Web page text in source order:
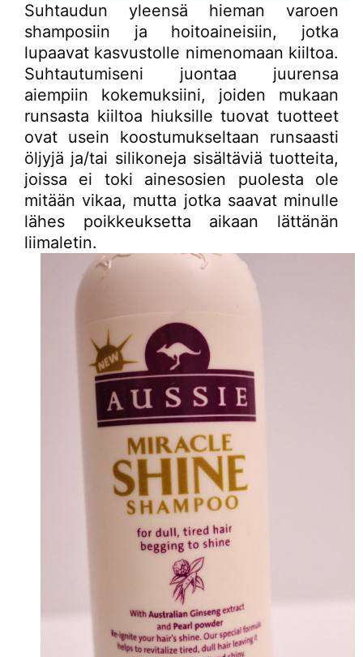
Suhtaudun yleensä hieman varoen
shamposiin ja hoitoaineisiin, jotka
lupaavat kasvustolle nimenomaan kiiltoa.
Suhtautumiseni juontaa juurensa
aiempiin kokemuksiini, joiden mukaan
runsasta kiiltoa hiuksille tuovat tuotteet
ovat usein koostumukseltaan runsaasti
öljyjä ja/tai silikoneja sisältäviä tuotteita,
joissa ei toki ainesosien puolesta ole
mitään vikaa, mutta jotka saavat minulle
lähes poikkeuksetta aikaan lättänän
liimaletin.